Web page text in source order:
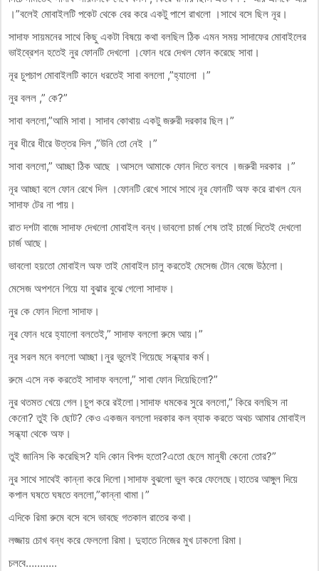
।”বলেই মোবাইলটি পকেট থেকে বের করে একটু পাশে রাখলো ।সাথে বসে ছিল নূর।
সাদাফ সায়মনের সাথে কিছু একটা বিষয়ে কথা বলছিল ঠিক এমন সময় সাদাফের মোবাইলের
ভাইব্রেশন হতেই নুর ফোনটি দেখলো ।ফোন ধরে দেখল ফোন করেছে সাবা।
নূর চুপচাপ মোবাইলটি কানে ধরতেই সাবা বললো ,”হ্যালো ।”
নুর বলল ,” কে?”
সাবা বললো,”আমি সাবা। সাদাব কোথায় একটু জরুরী দরকার ছিল।”
নুর ধীরে ধীরে উত্তর দিল ,”উনি তো নেই ।”
সাবা বললো,” আচ্ছা ঠিক আছে ।আসলে আমাকে ফোন দিতে বলবে ।জরুরী দরকার ।”
নূর আচ্ছা বলে ফোন রেখে দিল ।ফোনটি রেখে সাথে সাথে নূর ফোনটি অফ করে রাখল যেন
সাদাফ টের না পায়।
রাত দশটা বাজে সাদাফ দেখলো মোবাইল বন্ধ।ভাবলো চার্জ শেষ তাই চার্জে দিতেই দেখলো
চার্জ আছে।
ভাবলো হয়তো মোবাইল অফ তাই মোবাইল চালু করতেই মেসেজ টোন বেজে উঠলো।
মেসেজ অপশনে গিয়ে যা বুঝার বুঝে গেলো সাদাফ।
নুর কে ফোন দিলো সাদাফ।
নুর ফোন ধরে হ্যালো বলতেই,” সাদাফ বললো রুমে আয়।”
নুর সরল মনে বললো আচ্ছা।নুর ভুলেই গিয়েছে সন্ধ্যার কর্ম।
রুমে এসে নক করতেই সাদাফ বললো,” সাবা ফোন দিয়েছিলো?”
নুর থতমত খেয়ে গেল।চুপ করে রইলো।সাদাফ ধমকের সুরে বললো,” কিরে বলছিস না
কেনো? তুই কি ছোট? কেও একজন বললো দরকার কল ব্যাক করতে অথচ আমার মোবাইল
সন্ধ্যা থেকে অফ।
তুই জানিস কি করেছিস? যদি কোন বিপদ হতো?এতো ছেলে মানুষী কেনো তোর?”
নুর সাথে সাথেই কান্না করে দিলো।সাদাফ বুঝলো ভুল করে ফেলেছে।হাতের আঙ্গুল দিয়ে
কপাল ঘষতে ঘষতে বললো,”কান্না থামা।”
এদিকে রিমা রুমে বসে বসে ভাবছে গতকাল রাতের কথা।
লজ্জায় চোখ বন্ধ করে ফেললো রিমা। দুহাতে নিজের মুখ ঢাকলো রিমা।
চলবে………..